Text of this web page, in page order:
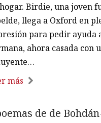
Birdie, una joven
llega a Oxford en
para pedir ayuda
ahora casada con
más
de de